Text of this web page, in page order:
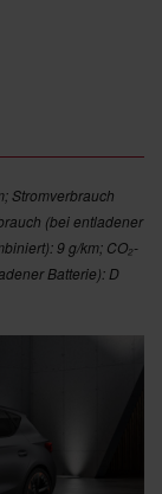
Stromverbrauch
(bei entladener
9 g/km; CO₂-
Batterie): D